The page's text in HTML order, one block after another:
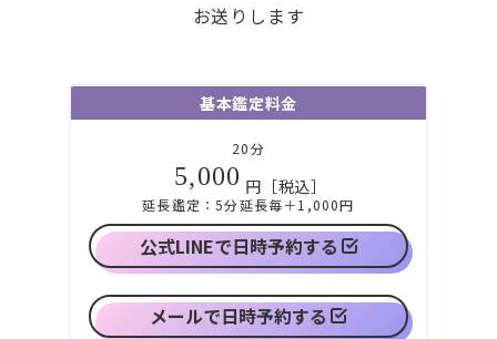
お送りします
基本鑑定料金
20分
5,000 円［税込］
延長鑑定：5分延長毎＋1,000円
公式LINEで日時予約する
メールで日時予約する